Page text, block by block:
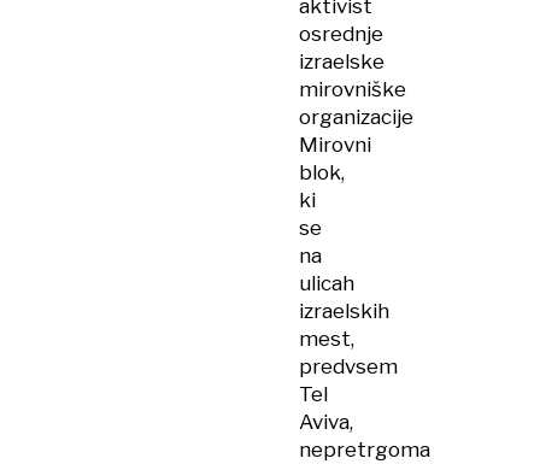
aktivist
osrednje
izraelske
mirovniške
organizacije
Mirovni
blok,
ki
se
na
ulicah
izraelskih
mest,
predvsem
Tel
Aviva,
nepretrgoma